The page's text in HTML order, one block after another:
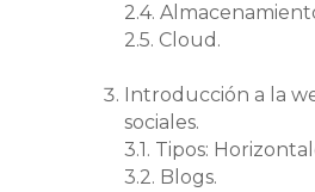
2.4.
2.5. Cloud.
Introducción a la
sociales.
3.1. Tipos:
3.2. Blogs.